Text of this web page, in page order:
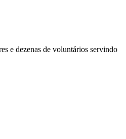
e dezenas de voluntários servindo